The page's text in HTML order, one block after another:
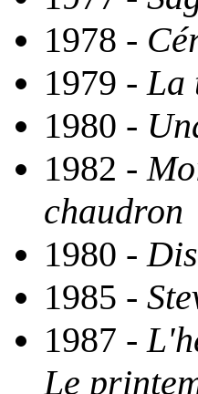
1978 -
1979 - La
1980 -
1982 -
chaudron
1980 -
1985 -
1987 -
Le